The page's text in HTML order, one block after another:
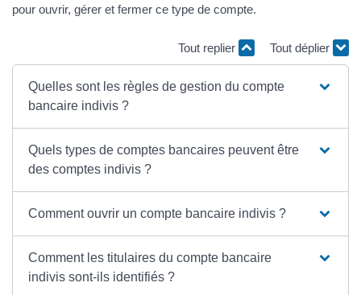
pour ouvrir, gérer et fermer ce type de compte.
Tout replier Tout déplier
Quelles sont les règles de gestion du compte
bancaire indivis ?
Quels types de comptes bancaires peuvent être
des comptes indivis ?
Comment ouvrir un compte bancaire indivis ?
Comment les titulaires du compte bancaire
indivis sont-ils identifiés ?